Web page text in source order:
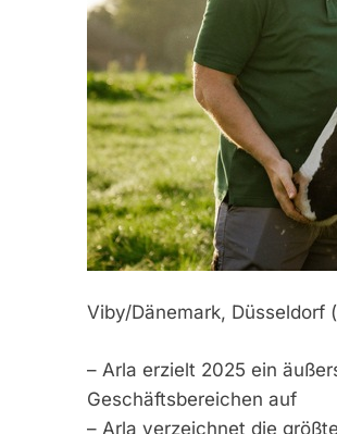
Viby/Dänemark, Düsseldorf
– Arla erzielt 2025 ein
Geschäftsbereichen auf
– Arla verzeichnet die